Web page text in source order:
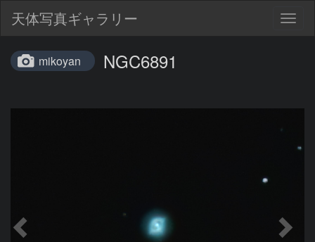
天体写真ギャラリー
mikoyan NGC6891